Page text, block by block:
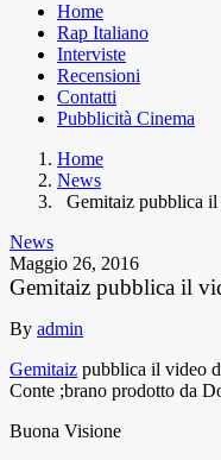
Home
Rap Italiano
Interviste
Recensioni
Contatti
Pubblicità Cinema
Home
News
Gemitaiz pubblica il
News
Maggio 26, 2016
Gemitaiz pubblica il
By admin
Gemitaiz pubblica il video
Conte ;brano prodotto da
Buona Visione